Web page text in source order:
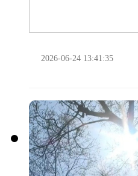
2026-06-24 13:41:35